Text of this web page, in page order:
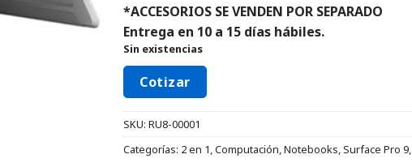
*ACCESORIOS SE VENDEN POR SEPARADO
Entrega en 10 a 15 días hábiles.
Sin existencias
Cotizar
SKU: RU8-00001
Categorías: 2 en 1,Computación,Notebooks,Surface Pro 9,